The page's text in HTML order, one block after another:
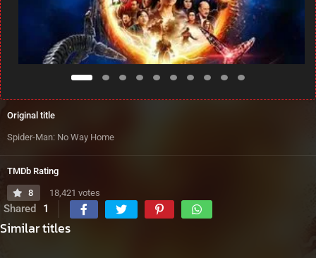
Original title
Spider-Man: No Way Home
TMDb Rating
8 18,421 votes
Shared 1
Similar titles